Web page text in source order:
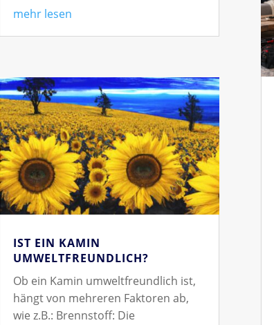
mehr lesen
IST EIN KAMIN
UMWELTFREUNDLICH?
Ob ein Kamin umweltfreundlich ist,
hängt von mehreren Faktoren ab,
wie z.B.: Brennstoff: Die